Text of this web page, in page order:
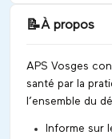
📝À propos
APS Vosges
santé par la
l’ensemble du
Informe sur